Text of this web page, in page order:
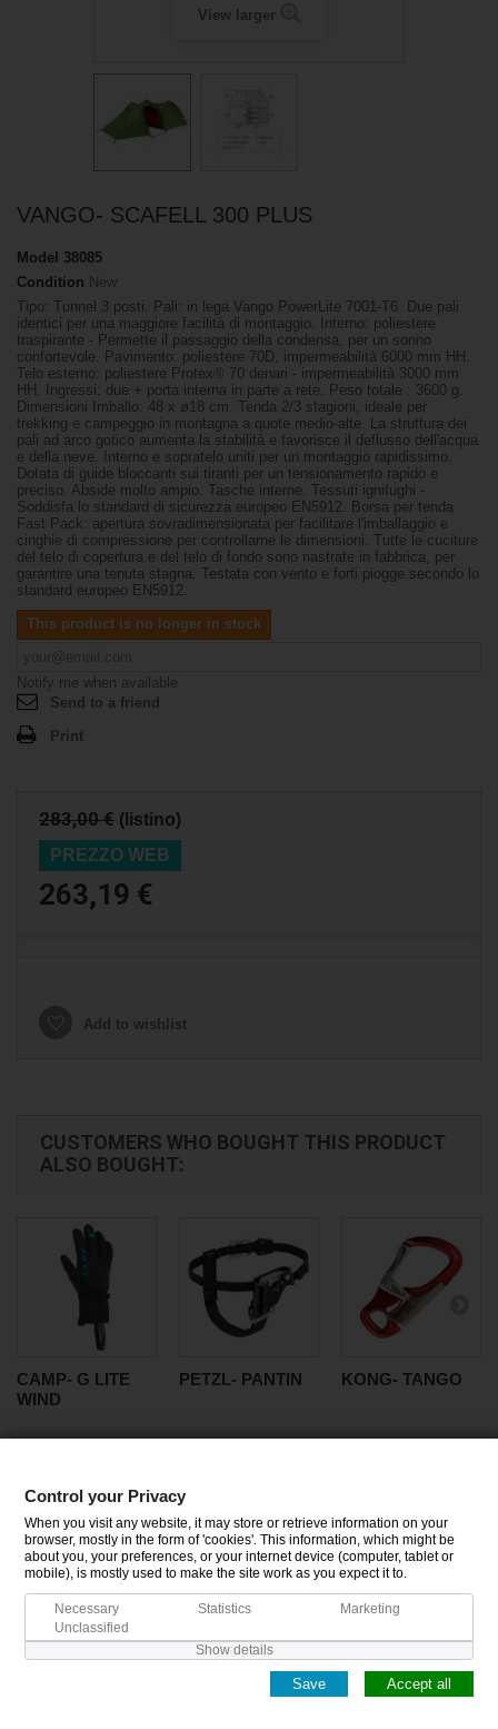
View larger
VANGO- SCAFELL 300 PLUS
Model 38085
Condition New
Tipo: Tunnel 3 posti. Pali: in lega Vango PowerLite 7001-T6. Due pali
identici per una maggiore facilità di montaggio. Interno: poliestere
traspirante - Permette il passaggio della condensa, per un sonno
confortevole. Pavimento: poliestere 70D, impermeabilità 6000 mm HH.
Telo esterno: poliestere Protex® 70 denari - impermeabilità 3000 mm
HH. Ingressi: due + porta interna in parte a rete. Peso totale : 3600 g.
Dimensioni Imballo: 48 x ø18 cm. Tenda 2/3 stagioni, ideale per
trekking e campeggio in montagna a quote medio-alte. La struttura dei
pali ad arco gotico aumenta la stabilità e favorisce il deflusso dell'acqua
e della neve. Interno e sopratelo uniti per un montaggio rapidissimo.
Dotata di guide bloccanti sui tiranti per un tensionamento rapido e
preciso. Abside molto ampio. Tasche interne. Tessuti ignifughi -
Soddisfa lo standard di sicurezza europeo EN5912. Borsa per tenda
Fast Pack: apertura sovradimensionata per facilitare l'imballaggio e
cinghie di compressione per controllarne le dimensioni. Tutte le cuciture
del telo di copertura e del telo di fondo sono nastrate in fabbrica, per
garantire una tenuta stagna. Testata con vento e forti piogge secondo lo
standard europeo EN5912.
This product is no longer in stock
Notify me when available
Send to a friend
Print
283,00 € (listino)
PREZZO WEB
263,19 €
Add to wishlist
CUSTOMERS WHO BOUGHT THIS PRODUCT
ALSO BOUGHT:
CAMP- G LITE
WIND
PETZL- PANTIN KONG- TANGO
CATEGORIES
INFORMATION
MY ACCOUNT
Control your Privacy
When you visit any website, it may store or retrieve information on your
browser, mostly in the form of 'cookies'. This information, which might be
about you, your preferences, or your internet device (computer, tablet or
mobile), is mostly used to make the site work as you expect it to.
Necessary Statistics
Marketing
Unclassified
Show details
Accept all
Save